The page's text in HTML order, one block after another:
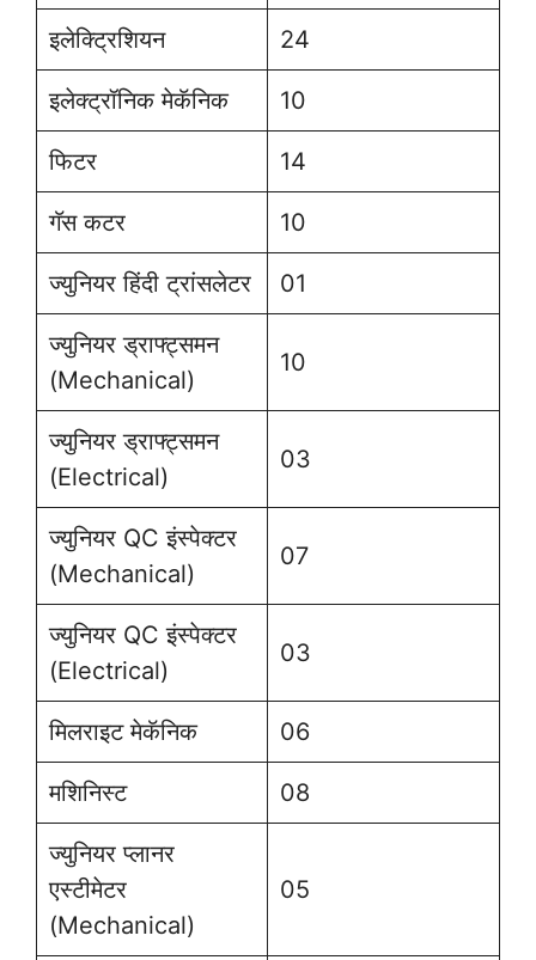
इलेक्ट्रिशियन 24
इलेक्ट्रॉनिक मेकॅनिक 10
फिटर 14
गॅस कटर 10
ज्युनियर हिंदी ट्रांसलेटर 01
ज्युनियर ड्राफ्ट्समन
(Mechanical)
10
ज्युनियर ड्राफ्ट्समन
(Electrical)
03
ज्युनियर QC इंस्पेक्टर
(Mechanical)
07
ज्युनियर QC इंस्पेक्टर
(Electrical)
03
मिलराइट मेकॅनिक 06
मशिनिस्ट 08
ज्युनियर प्लानर
एस्टीमेटर
(Mechanical)
05